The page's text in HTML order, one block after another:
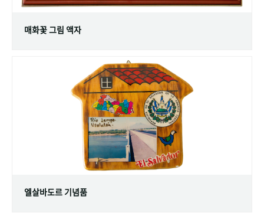
매화꽃 그림 액자
엘살바도르 기념품